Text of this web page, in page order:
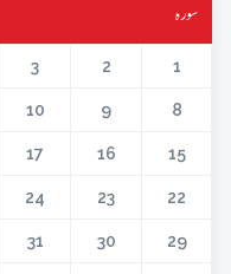
سورہ
1
2
3
8
9
10
15
16
17
22
23
24
29
30
31